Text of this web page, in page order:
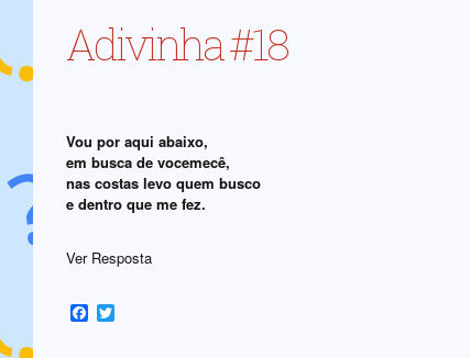
Adivinha #18
Vou por aqui abaixo,
em busca de vocemecê,
nas costas levo quem busco
e dentro que me fez.
Ver Resposta
Facebook